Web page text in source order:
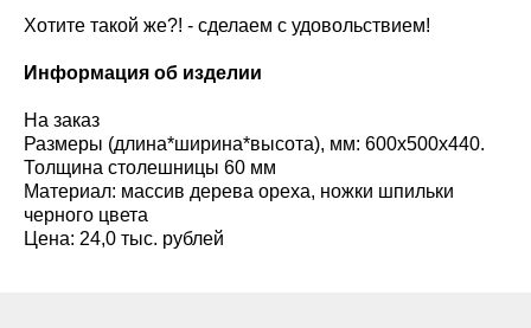
Хотите такой же?! - сделаем с удовольствием!
Информация об изделии
На заказ
Размеры (длина*ширина*высота), мм: 600х500х440.
Толщина столешницы 60 мм
Материал: массив дерева ореха, ножки шпильки
черного цвета
Цена: 24,0 тыс. рублей